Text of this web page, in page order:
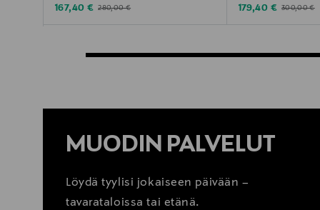
Discounted Price
167,40 € Original Price
280,00 €
Discounted Price
179,40 € Original Price
300,00 €
MUODIN PALVELUT
Löydä tyylisi jokaiseen päivään –
tavarataloissa tai etänä.